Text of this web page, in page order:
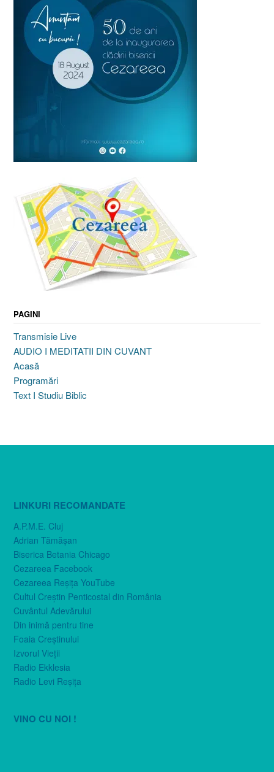
PAGINI
Transmisie Live
AUDIO I MEDITATII DIN CUVANT
Acasă
Programări
Text I Studiu Biblic
LINKURI RECOMANDATE
A.P.M.E. Cluj
Adrian Tămăşan
Biserica Betania Chicago
Cezareea Facebook
Cezareea Reşiţa YouTube
Cultul Creştin Penticostal din România
Cuvântul Adevărului
Din inimă pentru tine
Foaia Creştinului
Izvorul Vieţii
Radio Ekklesia
Radio Levi Reşiţa
VINO CU NOI !